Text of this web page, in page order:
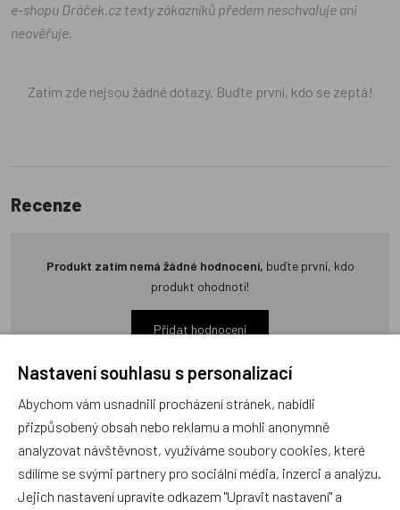
e-shopu Dráček.cz texty zákazníků předem neschvaluje ani
neověřuje.
Zatím zde nejsou žádné dotazy. Buďte první, kdo se zeptá!
Recenze
Produkt zatím nemá žádné hodnocení, buďte první, kdo
produkt ohodnotí!
Přidat hodnocení
Zboží se stejným motivem
Nastavení souhlasu s personalizací
Abychom vám usnadnili procházení stránek, nabídli
přizpůsobený obsah nebo reklamu a mohli anonymně
analyzovat návštěvnost, využíváme soubory cookies, které
sdílíme se svými partnery pro sociální média, inzerci a analýzu.
Jejich nastavení upravíte odkazem "Upravit nastavení" a